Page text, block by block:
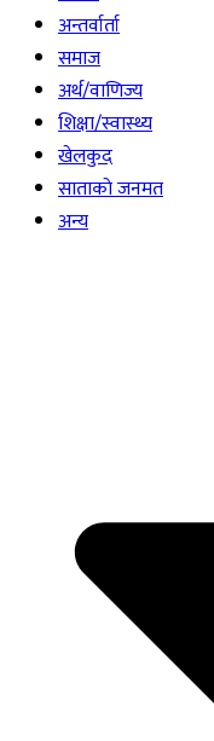
अन्तर्वार्ता
समाज
अर्थ/वाणिज्य
शिक्षा/स्वास्थ्य
खेलकुद
साताकाे जनमत
अन्य